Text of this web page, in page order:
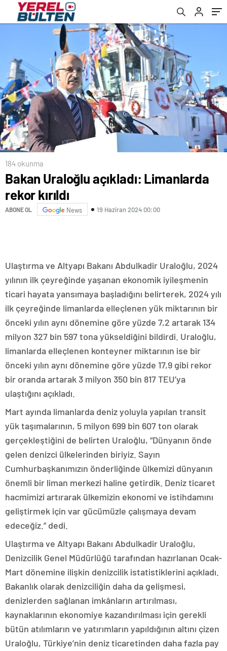
184 okunma
Bakan Uraloğlu açıkladı: Limanlarda
rekor kırıldı
ABONE OL News 19 Haziran 2024 00:00
Ulaştırma ve Altyapı Bakanı Abdulkadir Uraloğlu, 2024
yılının ilk çeyreğinde yaşanan ekonomik iyileşmenin
ticari hayata yansımaya başladığını belirterek, 2024 yılı
ilk çeyreğinde limanlarda elleçlenen yük miktarının bir
önceki yılın aynı dönemine göre yüzde 7,2 artarak 134
milyon 327 bin 597 tona yükseldiğini bildirdi. Uraloğlu,
limanlarda elleçlenen konteyner miktarının ise bir
önceki yılın aynı dönemine göre yüzde 17,9 gibi rekor
bir oranda artarak 3 milyon 350 bin 817 TEU’ya
ulaştığını açıkladı.
Mart ayında limanlarda deniz yoluyla yapılan transit
yük taşımalarının, 5 milyon 699 bin 607 ton olarak
gerçekleştiğini de belirten Uraloğlu, “Dünyanın önde
gelen denizci ülkelerinden biriyiz. Sayın
Cumhurbaşkanımızın önderliğinde ülkemizi dünyanın
önemli bir liman merkezi haline getirdik. Deniz ticaret
hacmimizi artırarak ülkemizin ekonomi ve istihdamını
geliştirmek için var gücümüzle çalışmaya devam
edeceğiz.” dedi.
Ulaştırma ve Altyapı Bakanı Abdulkadir Uraloğlu,
Denizcilik Genel Müdürlüğü tarafından hazırlanan Ocak-
Mart dönemine ilişkin denizcilik istatistiklerini açıkladı.
Bakanlık olarak denizciliğin daha da gelişmesi,
denizlerden sağlanan imkânların artırılması,
kaynaklarının ekonomiye kazandırılması için gerekli
bütün atılımların ve yatırımların yapıldığının altını çizen
Uraloğlu, Türkiye’nin deniz ticaretinden daha fazla pay